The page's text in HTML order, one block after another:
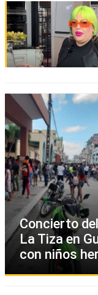
Concierto
La Tiza en
con niños